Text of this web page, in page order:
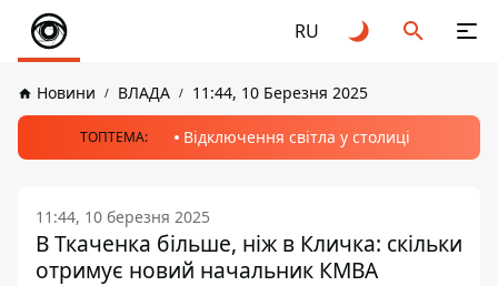
RU
Новини ВЛАДА 11:44, 10 Березня 2025
ТОПТЕМА: Відключення світла у столиці
11:44, 10 березня 2025
В Ткаченка більше, ніж в Кличка: скільки
отримує новий начальник КМВА